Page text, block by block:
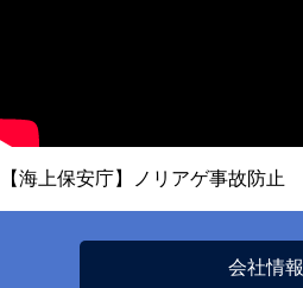
【海上保安庁】ノリアゲ事故防止
会社情報